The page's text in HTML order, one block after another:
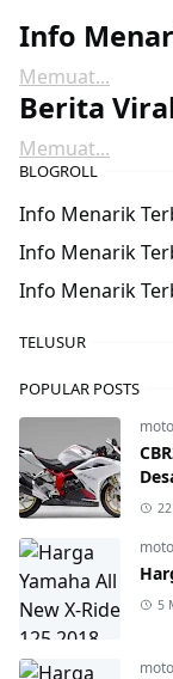
Info
Memuat...
Berita
Memuat...
BLOGROLL
Info Menarik
Info Menarik
Info Menarik
TELUSUR
POPULAR POSTS
5